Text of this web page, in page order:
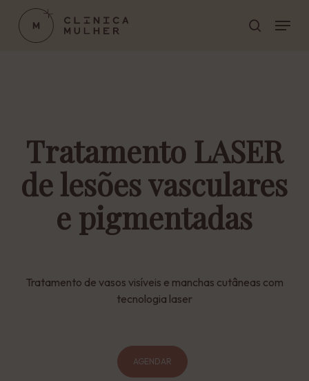
pesquisar
Menu
Tratamento LASER
de lesões vasculares
e pigmentadas
Tratamento de vasos visíveis e manchas cutâneas com
tecnologia laser
AGENDAR